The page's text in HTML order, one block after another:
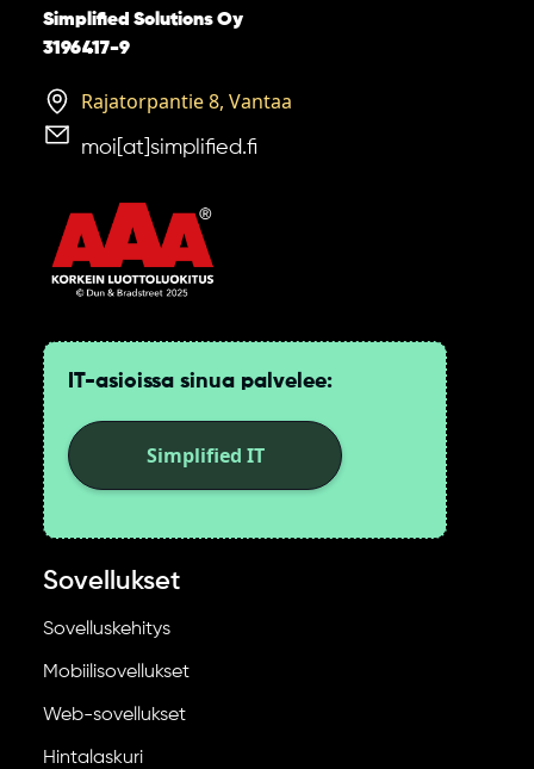
Simplified Solutions Oy
3196417-9
Rajatorpantie 8, Vantaa
moi[at]simplified.fi
IT-asioissa sinua palvelee:
Simplified IT
Sovellukset
Sovelluskehitys
Mobiilisovellukset
Web-sovellukset
Hintalaskuri